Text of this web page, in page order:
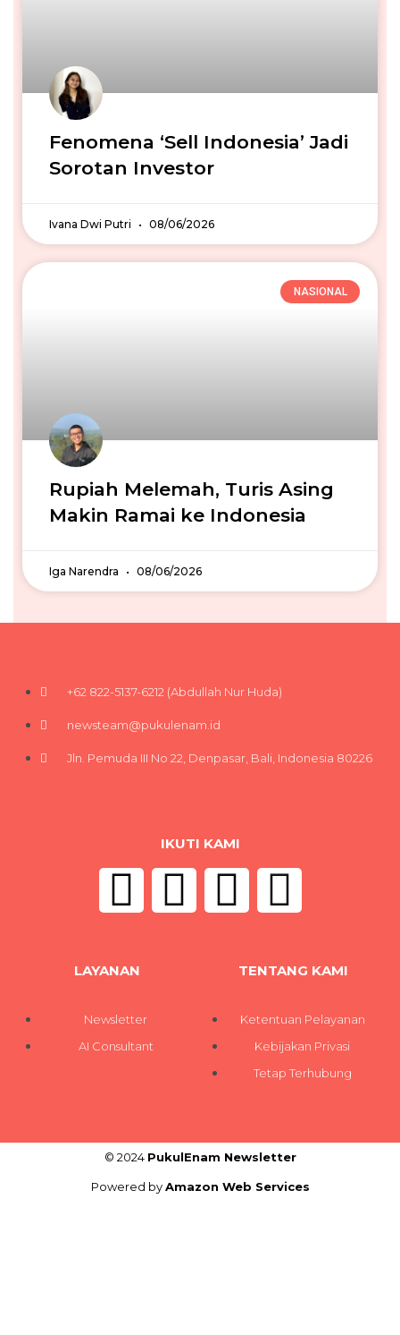
Fenomena ‘Sell Indonesia’ Jadi
Sorotan Investor
Ivana Dwi Putri 08/06/2026
NASIONAL
Rupiah Melemah, Turis Asing
Makin Ramai ke Indonesia
Iga Narendra 08/06/2026
+62 822-5137-6212 (Abdullah Nur Huda)
newsteam@pukulenam.id
Jln. Pemuda III No 22, Denpasar, Bali, Indonesia 80226
IKUTI KAMI
LAYANAN
Newsletter
AI Consultant
TENTANG KAMI
Ketentuan Pelayanan
Kebijakan Privasi
Tetap Terhubung
© 2024 PukulEnam Newsletter
Powered byAmazon Web Services